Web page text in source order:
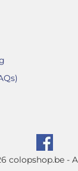
colopshop.be -